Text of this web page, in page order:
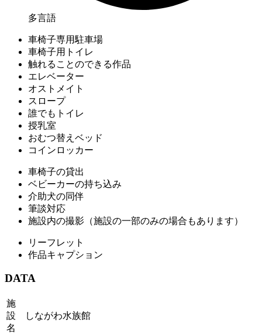
多言語
車椅子専用駐車場
車椅子用トイレ
触れることのできる作品
エレベーター
オストメイト
スロープ
誰でもトイレ
授乳室
おむつ替えベッド
コインロッカー
車椅子の貸出
ベビーカーの持ち込み
介助犬の同伴
筆談対応
施設内の撮影（施設の一部のみの場合もあります）
リーフレット
作品キャプション
DATA
施
設
名
しながわ水族館